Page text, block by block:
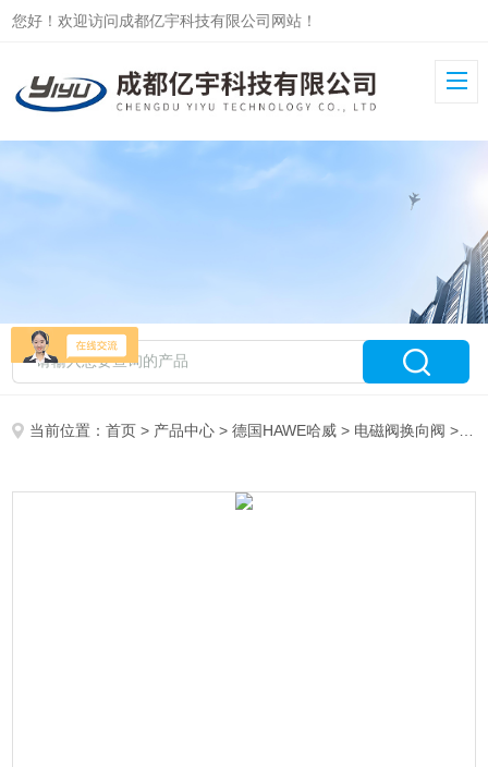
您好！欢迎访问成都亿宇科技有限公司网站！
当前位置：首页 > 产品中心 >德国HAWE哈威 > 电磁阀换向阀 > WN1D-G24哈威HAWE电磁阀WN1H-G24库存原装现货